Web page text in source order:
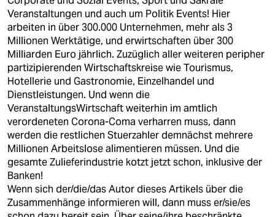
Veranstaltungen und auch um Politik Events! Hier
arbeiten in über 300.000 Unternehmen, mehr als 3
Millionen Werktätige, und erwirtschaften über 300
Milliarden Euro jährlich. Zuzüglich aller weiteren peripher
partizipierenden Wirtschaftskreise wie Tourismus,
Hotellerie und Gastronomie, Einzelhandel und
Dienstleistungen. Und wenn die
VeranstaltungsWirtschaft weiterhin im amtlich
verordeneten Corona-Coma verharren muss, dann
werden die restlichen Stuerzahler demnächst mehrere
Millionen Arbeitslose alimentieren müssen. Und die
gesamte Zulieferindustrie kotzt jetzt schon, inklusive der
Banken!
Wenn sich der/die/das Autor dieses Artikels über die
Zusammenhänge informieren will, dann muss er/sie/es